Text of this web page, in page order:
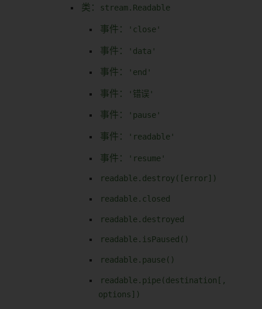
类： stream.Readable
事件： 'close'
事件： 'data'
事件： 'end'
事件： '错误'
事件： 'pause'
事件： 'readable'
事件： 'resume'
readable.destroy([error])
readable.closed
readable.destroyed
readable.isPaused()
readable.pause()
readable.pipe(destination[,
options])